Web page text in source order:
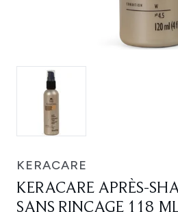
KERACARE
KERACARE APRÈS-
SANS RINÇAGE 118